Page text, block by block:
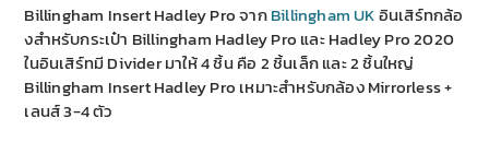
Billingham Insert Hadley Pro จากBillingham UKอินเสิร์ทกล้อ
งสำหรับกระเป๋า Billingham Hadley Pro และ Hadley Pro 2020
ในอินเสิร์ทมี Divider มาให้ 4 ชิ้น คือ 2 ชิ้นเล็ก และ 2 ชิ้นใหญ่
Billingham Insert Hadley Pro เหมาะสำหรับกล้อง Mirrorless +
เลนส์ 3-4 ตัว